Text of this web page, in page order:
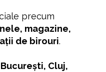
precum
magazine,
de birouri.
București, Cluj,